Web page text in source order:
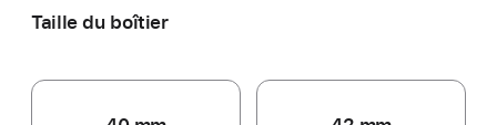
Taille du boîtier